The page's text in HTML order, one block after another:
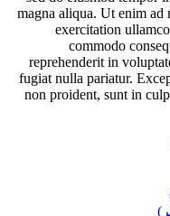
magna aliqua. Ut enim ad
exercitation
commodo
reprehenderit in
fugiat nulla pariatur.
non proident, sunt in